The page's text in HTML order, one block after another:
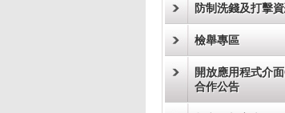
防制洗錢及打擊
檢舉專區
開放應用程式介
合作公告